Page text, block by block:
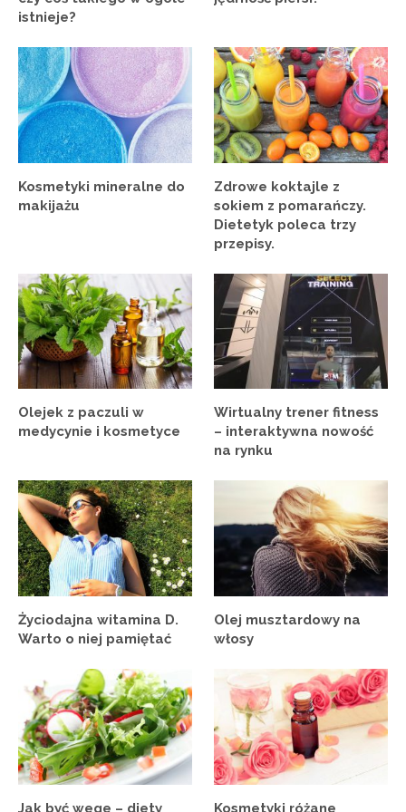
istnieje?
Kosmetyki mineralne do
makijażu
Zdrowe koktajle z
sokiem z pomarańczy.
Dietetyk poleca trzy
przepisy.
Olejek z paczuli w
medycynie i kosmetyce
Wirtualny trener fitness
– interaktywna nowość
na rynku
Życiodajna witamina D.
Warto o niej pamiętać
Olej musztardowy na
włosy
Jak być wege – diety Kosmetyki różane